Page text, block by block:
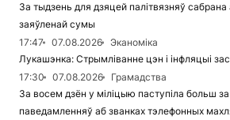
За тыдзень для дзяцей палітвязняў
заяўленай сумы
17:47
07.08.2026
Эканоміка
Лукашэнка: Стрымліванне цэн і інфляцыі
17:30
07.08.2026
Грамадства
За восем дзён у міліцыю паступіла больш
паведамленняў аб званках тэлефонных